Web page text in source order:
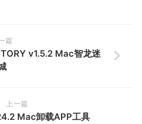
篇
v1.5.2 Mac智龙迷
上一篇
Mac卸载APP工具